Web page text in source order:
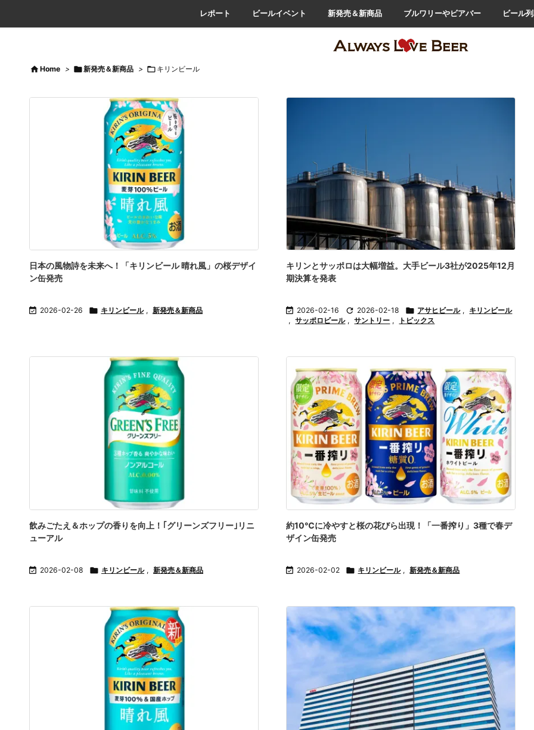
レポート ビールイベント 新発売＆新商品 ブルワリーやビアバー ビール
 Home > 新発売＆新商品 >  キリンビール
日本の風物詩を未来へ！「キリンビール 晴れ風」の桜デザイ
ン缶発売
 2026-02-26  キリンビール , 新発売＆新商品
キリンとサッポロは大幅増益。大手ビール3社が2025年12月
期決算を発表
 2026-02-16  2026-02-18  アサヒビール , キリンビール
, サッポロビール , サントリー , トピックス
飲みごたえ＆ホップの香りを向上！｢グリーンズフリー｣リニ
ューアル
 2026-02-08  キリンビール , 新発売＆新商品
約10℃に冷やすと桜の花びら出現！「一番搾り」3種で春デ
ザイン缶発売
 2026-02-02  キリンビール , 新発売＆新商品